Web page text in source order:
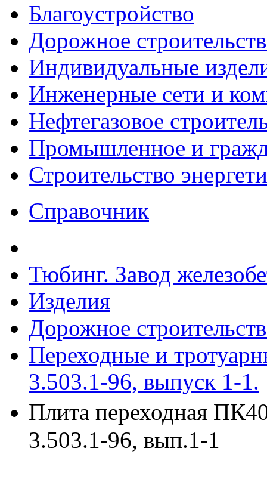
Благоустройство
Дорожное
Индивидуальные
Инженерные сети и
Нефтегазовое
Промышленное и
Строительство
Справочник
Тюбинг. Завод
Изделия
Дорожное
Переходные и
3.503.1-96, выпуск 1-1.
Плита переходная
3.503.1-96, вып.1-1